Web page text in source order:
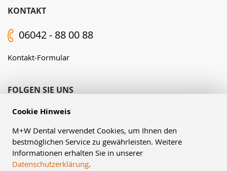
Cookie Hinweis
M+W Dental verwendet Cookies, um Ihnen den
bestmöglichen Service zu gewährleisten. Weitere
Informationen erhalten Sie in unserer
Datenschutzerklärung.
KONTAKT
06042 - 88 00 88
Kontakt-Formular
FOLGEN SIE UNS